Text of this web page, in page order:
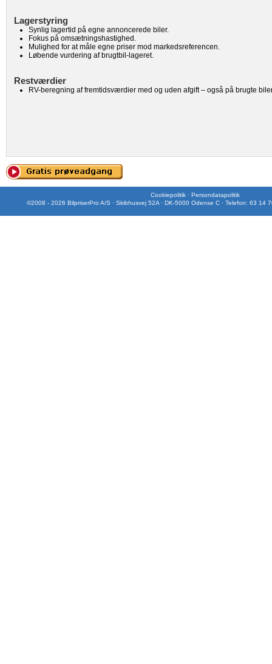
Lagerstyring
Synlig lagertid på egne annoncerede biler.
Fokus på omsætningshastighed.
Mulighed for at måle egne priser mod markedsreferencen.
Løbende vurdering af brugtbil-lageret.
Restværdier
RV-beregning af fremtidsværdier med og uden afgift – også på brugte
Cookiepolitik · Persondatapolitik
©2008 - 2026 BilpriserPro A/S · Skibhusvej 52A · DK-5000 Odense C · Telefon: 63 14